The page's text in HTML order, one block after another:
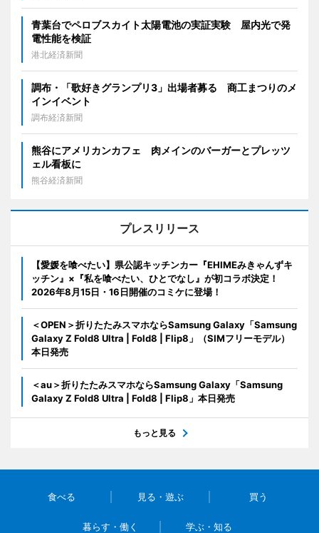
青葉台でペロブスカイト太陽電池の実証実験 屋内光で発
電性能を検証
港北経済新聞
調布・「歌好きグランプリ3」出場者募る 商工まつりのメ
インイベント
調布経済新聞
熊谷にアメリカンカフェ 肉メインのバーガーとプレッツ
ェル看板に
熊谷経済新聞
プレスリリース
【愛媛を喰べたい】県公認キッチンカー『EHIMEみきゃんずキ
ッチン』×『私を喰べたい、ひとでなし』が初コラボ決定！
2026年8月15日・16日開催のコミケに登場！
＜OPEN＞折りたたみスマホならSamsung Galaxy「Samsung
Galaxy Z Fold8 Ultra | Fold8 | Flip8」（SIMフリーモデル）
本日発売
＜au＞折りたたみスマホならSamsung Galaxy「Samsung
Galaxy Z Fold8 Ultra | Fold8 | Flip8」本日発売
もっと見る
食べる 見る・遊ぶ 買う
暮らす・働く 学ぶ・知る